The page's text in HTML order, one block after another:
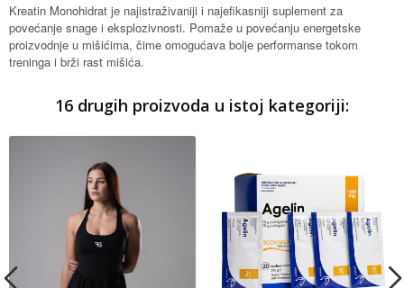
Kreatin Monohidrat je najistraživaniji i najefikasniji suplement za
povećanje snage i eksplozivnosti. Pomaže u povećanju energetske
proizvodnje u mišićima, čime omogućava bolje performanse tokom
treninga i brži rast mišića.
16 drugih proizvoda u istoj kategoriji: